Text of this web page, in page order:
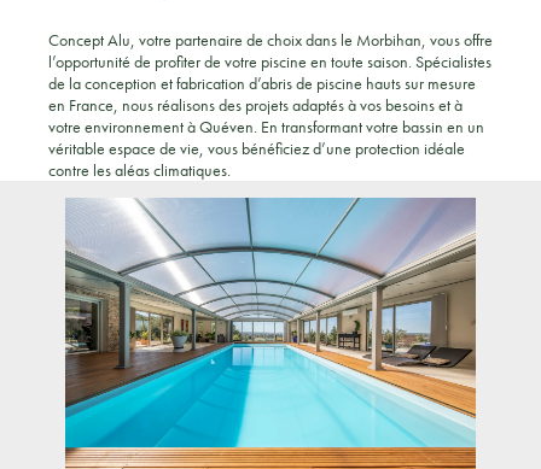
Concept Alu, votre partenaire de choix dans le Morbihan, vous offre
l’opportunité de profiter de votre piscine en toute saison. Spécialistes
de la conception et fabrication d’abris de piscine hauts sur mesure
en France, nous réalisons des projets adaptés à vos besoins et à
votre environnement à Quéven. En transformant votre bassin en un
véritable espace de vie, vous bénéficiez d’une protection idéale
contre les aléas climatiques.